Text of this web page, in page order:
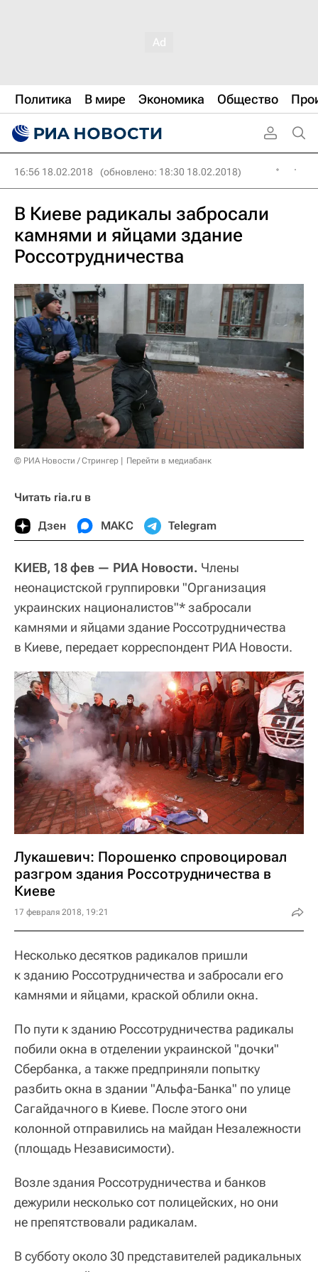
Политика В мире Экономика Общество
16:56 18.02.2018 (обновлено: 18:30 18.02.2018)
В Киеве радикалы забросали
камнями и яйцами здание
Россотрудничества
© РИА Новости / Стрингер Перейти в медиабанк
Читать ria.ru в
Дзен МАКС Telegram
КИЕВ, 18 фев — РИА Новости. Члены
неонацистской группировки "Организация
украинских националистов"* забросали
камнями и яйцами здание Россотрудничества
в Киеве, передает корреспондент РИА Новости.
Лукашевич: Порошенко спровоцировал
разгром здания Россотрудничества в
Киеве
17 февраля 2018, 19:21
Несколько десятков радикалов пришли
к зданию Россотрудничества и забросали его
камнями и яйцами, краской облили окна.
По пути к зданию Россотрудничества радикалы
побили окна в отделении украинской "дочки"
Сбербанка, а также предприняли попытку
разбить окна в здании "Альфа-Банка" по улице
Сагайдачного в Киеве. После этого они
колонной отправились на майдан Незалежности
(площадь Независимости).
Возле здания Россотрудничества и банков
дежурили несколько сот полицейских, но они
не препятствовали радикалам.
В субботу около 30 представителей радикальных